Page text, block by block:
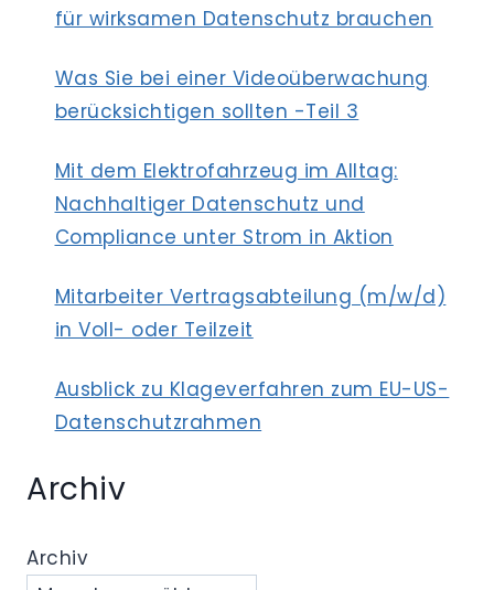
für wirksamen Datenschutz brauchen
Was Sie bei einer Videoüberwachung
berücksichtigen sollten -Teil 3
Mit dem Elektrofahrzeug im Alltag:
Nachhaltiger Datenschutz und
Compliance unter Strom in Aktion
Mitarbeiter Vertragsabteilung (m/w/d)
in Voll- oder Teilzeit
Ausblick zu Klageverfahren zum EU-US-
Datenschutzrahmen
Archiv
Archiv